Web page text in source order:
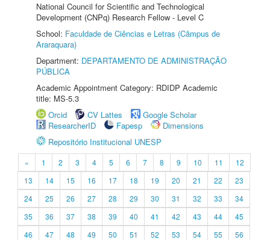
National Council for Scientific and Technological
Development (CNPq) Research Fellow - Level C
School: Faculdade de Ciências e Letras (Câmpus de
Araraquara)
Department: DEPARTAMENTO DE ADMINISTRAÇÃO
PÚBLICA
Academic Appointment Category: RDIDP Academic
title: MS-5.3
Orcid
CV Lattes
Google Scholar
ResearcherID
Fapesp
Dimensions
Repositório Institucional UNESP
« 1 2 3 4 5 6 7 8 9 10 11
12
13
14 15 16 17 18 19 20 21 22
23
24
25 26 27 28 29 30 31 32 33
34
35
36 37 38 39 40 41 42 43 44
45
46
47 48 49 50 51 52 53 54 55
56